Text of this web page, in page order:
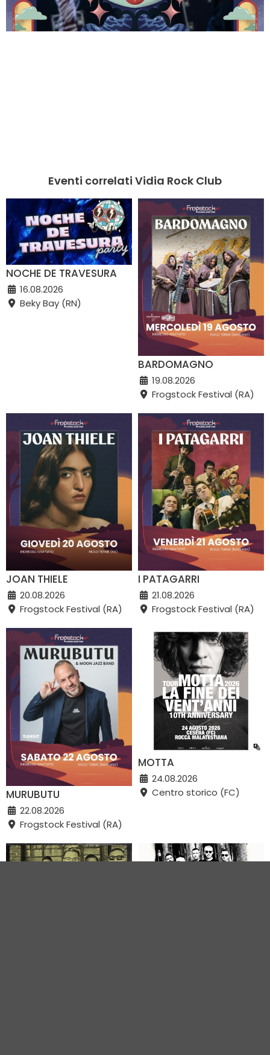
Eventi correlati Vidia Rock Club
NOCHE DE TRAVESURA
16.08.2026
Beky Bay (RN)
BARDOMAGNO
19.08.2026
Frogstock Festival (RA)
JOAN THIELE
20.08.2026
Frogstock Festival (RA)
I PATAGARRI
21.08.2026
Frogstock Festival (RA)
MURUBUTU
22.08.2026
Frogstock Festival (RA)
MOTTA
24.08.2026
Centro storico (FC)